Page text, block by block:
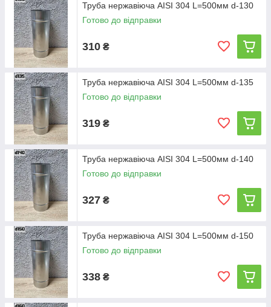
Труба нержавіюча AISI 304 L=500мм d-130
Готово до відправки
310 ₴
Труба нержавіюча AISI 304 L=500мм d-135
Готово до відправки
319 ₴
Труба нержавіюча AISI 304 L=500мм d-140
Готово до відправки
327 ₴
Труба нержавіюча AISI 304 L=500мм d-150
Готово до відправки
338 ₴